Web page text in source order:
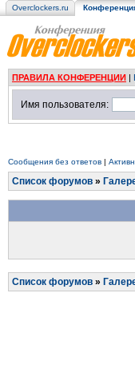
Overclockers.ru
ПРАВИЛА КОНФЕРЕНЦИИ |
Имя пользователя:
Сообщения без ответов |
Список форумов »
Список форумов »